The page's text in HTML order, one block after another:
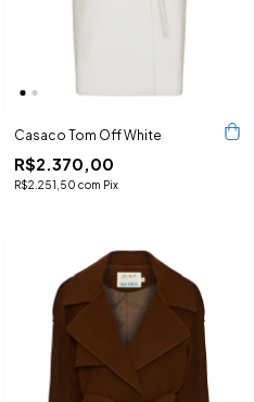
Casaco Tom Off White
R$2.370,00
R$2.251,50 com Pix